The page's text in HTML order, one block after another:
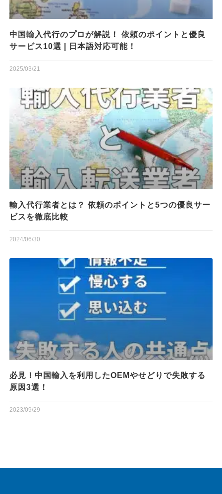
中国輸入代行のプロが解説！ 依頼のポイントと優良
サービス10選 | 日本語対応可能！
2025/03/21
輸入代行業者とは？ 依頼のポイントと5つの優良サー
ビスを徹底比較
2024/06/30
必見！中国輸入を利用したOEMやせどりで失敗する
原因3選！
2023/09/29